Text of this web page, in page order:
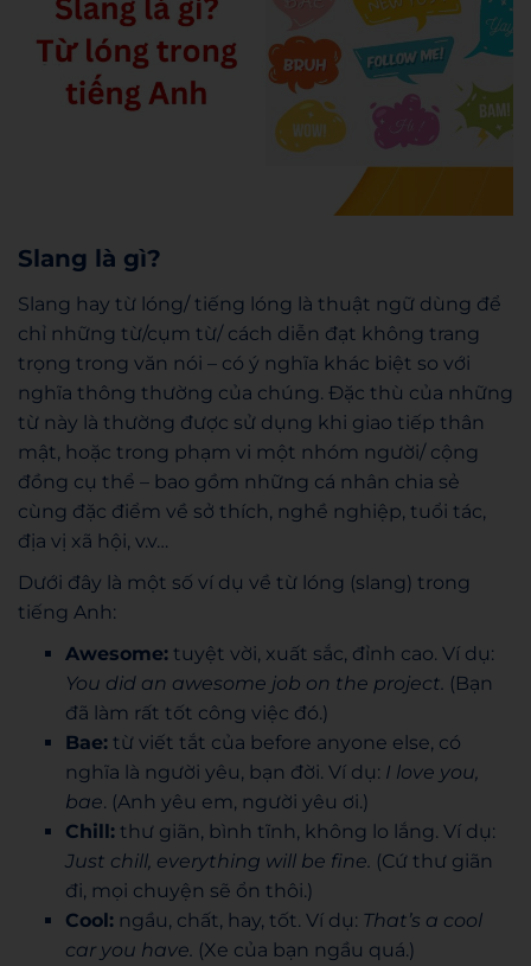
Slang là gì?
Slang hay từ lóng/ tiếng lóng là thuật ngữ dùng để
chỉ những từ/cụm từ/ cách diễn đạt không trang
trọng trong văn nói – có ý nghĩa khác biệt so với
nghĩa thông thường của chúng. Đặc thù của những
từ này là thường được sử dụng khi giao tiếp thân
mật, hoặc trong phạm vi một nhóm người/ cộng
đồng cụ thể – bao gồm những cá nhân chia sẻ
cùng đặc điểm về sở thích, nghề nghiệp, tuổi tác,
địa vị xã hội, v.v…
Dưới đây là một số ví dụ về từ lóng (slang) trong
tiếng Anh:
Awesome: tuyệt vời, xuất sắc, đỉnh cao. Ví dụ:
You did an awesome job on the project. (Bạn
đã làm rất tốt công việc đó.)
Bae: từ viết tắt của before anyone else, có
nghĩa là người yêu, bạn đời. Ví dụ: I love you,
bae. (Anh yêu em, người yêu ơi.)
Chill: thư giãn, bình tĩnh, không lo lắng. Ví dụ:
Just chill, everything will be fine. (Cứ thư giãn
đi, mọi chuyện sẽ ổn thôi.)
Cool: ngầu, chất, hay, tốt. Ví dụ: That’s a cool
car you have. (Xe của bạn ngầu quá.)